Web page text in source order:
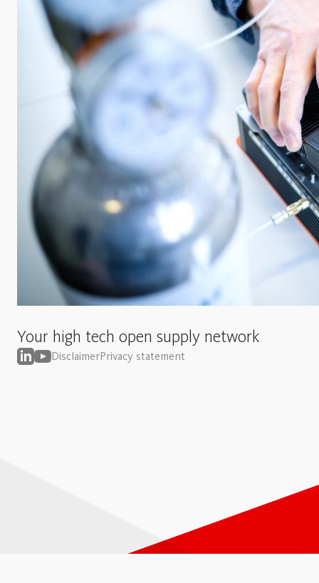
Your high tech open supply network
DisclaimerPrivacy statement